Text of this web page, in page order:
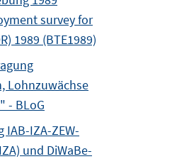
survey for
1989 (BTE1989)
Lohnzuwächse
- BLoG
IZA-ZEW-
und DiWaBe-